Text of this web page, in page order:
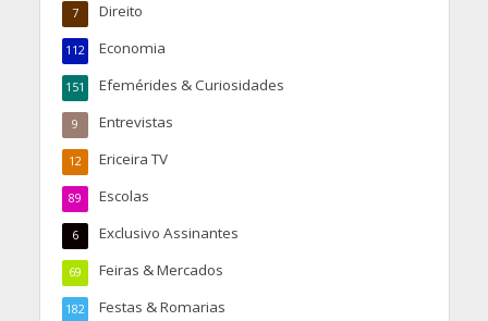
Direito
7
Economia
112
Efemérides & Curiosidades
151
Entrevistas
9
Ericeira TV
12
Escolas
89
Exclusivo Assinantes
6
Feiras & Mercados
69
Festas & Romarias
182